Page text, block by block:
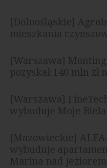
[Dolnośląskie]
mieszkania
[Warszawa]
pozyskał 140 mln
[Warszawa]
wybuduje Moje
[Mazowieckie]
wybuduje
Marina nad